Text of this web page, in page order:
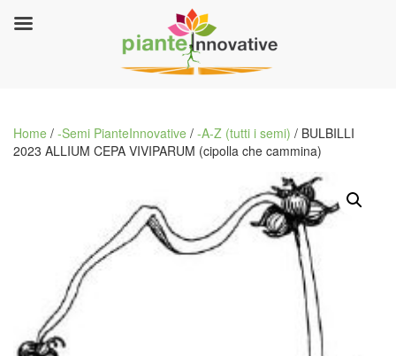
Home / -Semi PianteInnovative / -A-Z (tutti i semi) / BULBILLI
2023 ALLIUM CEPA VIVIPARUM (cipolla che cammina)